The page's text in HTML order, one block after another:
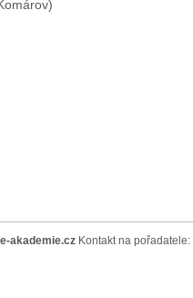
akademie.cz Kontakt na pořadatele: